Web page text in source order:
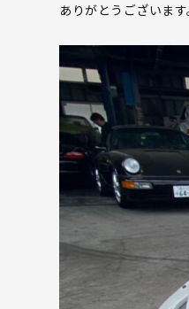
ありがとうございます